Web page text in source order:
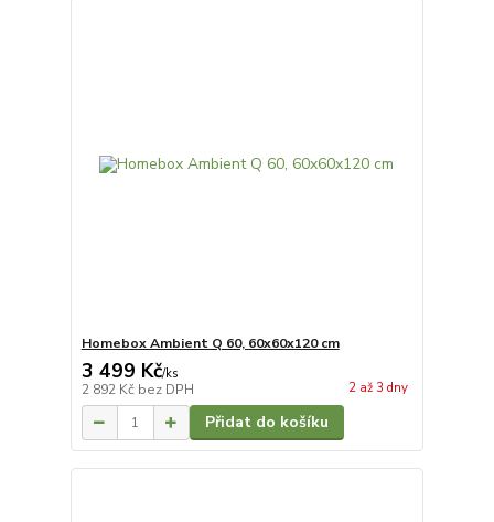
Homebox Ambient Q 60, 60x60x120 cm
3 499 Kč/ks
2 892 Kč bez DPH 2 až 3 dny
Přidat do košíku